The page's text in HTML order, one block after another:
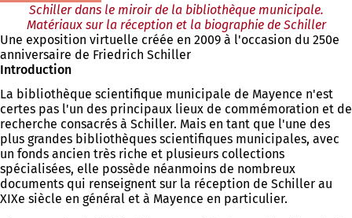
Schiller dans le miroir de la bibliothèque municipale.
Matériaux sur la réception et la biographie de Schiller
Une exposition virtuelle créée en 2009 à l'occasion du 250e
anniversaire de Friedrich Schiller
Introduction
La bibliothèque scientifique municipale de Mayence n'est
certes pas l'un des principaux lieux de commémoration et de
recherche consacrés à Schiller. Mais en tant que l'une des
plus grandes bibliothèques scientifiques municipales, avec
un fonds ancien très riche et plusieurs collections
spécialisées, elle possède néanmoins de nombreux
documents qui renseignent sur la réception de Schiller au
XIXe siècle en général et à Mayence en particulier.